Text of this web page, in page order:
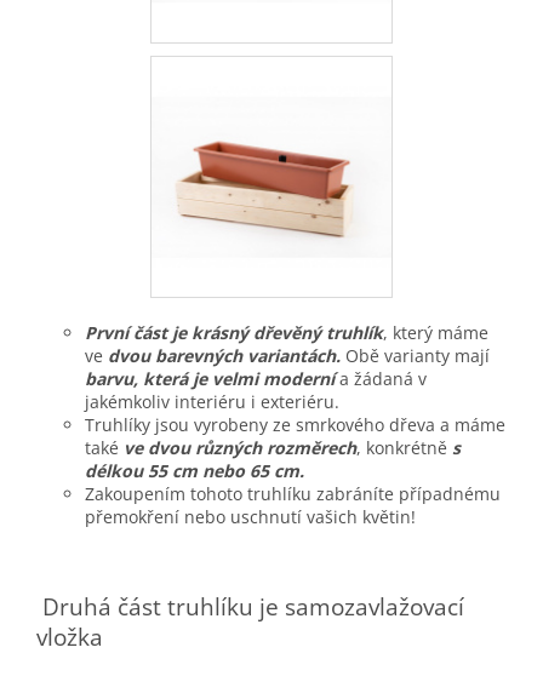
První část je krásný dřevěný truhlík, který máme
ve dvou barevných variantách. Obě varianty mají
barvu, která je velmi modernía žádaná v
jakémkoliv interiéru i exteriéru.
Truhlíky jsou vyrobeny ze smrkového dřeva a máme
také ve dvou různých rozměrech, konkrétně s
délkou 55 cm nebo 65 cm.
Zakoupením tohoto truhlíku zabráníte případnému
přemokření nebo uschnutí vašich květin!
Druhá část truhlíku je samozavlažovací
vložka